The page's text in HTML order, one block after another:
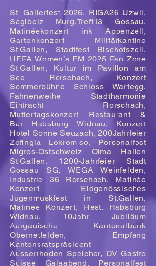
St. Gallerfest 2026, RIGA26 Uzwil,
Sagibeiz Murg,Treff13 Gossau,
Matinéekonzert ink Appenzell,
Gartenkonzert Militärkantine
St.Gallen, Stadtfest Bischofszell,
UEFA Women’s EM 2025 Fan Zone
St.Gallen, Kultur im Pavillon am
See Rorschach, Konzert
Sommerbühne Schloss Wartegg,
Fahnenweihe Stadtharmonie
Eintracht Rorschach,
Muttertagskonzert Restaurant &
Bar Habsburg Widnau, Konzert
Hotel Sonne Seuzach, 200Jahrfeier
Zofingia Lokremise, Personalfest
Migros-Ostschweiz Olma Hallen
St.Gallen, 1200-Jahrfeier Stadt
Gossau SG, WEGA Weinfelden,
Industrie 36 Rorschach, Matinée
Konzert Eidgenössisches
Jugenmuskfest in St.Gallen,
Matinée Konzert, Rest. Habsburg
Widnau, 10Jahr Jubiläum
Aargauische Kantonalbank
Obernetfelden, Empfang
Kantonsratspräsident
Ausserrhoden Speicher, DV Gastro
Suisse Galaabend, Personalfest